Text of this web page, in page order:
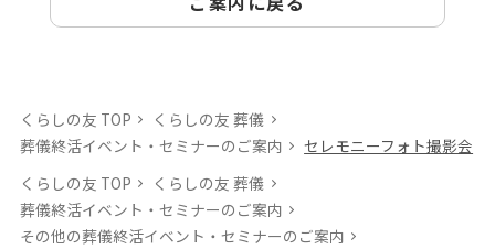
くらしの友 TOP
くらしの友 葬儀
葬儀終活イベント・セミナーのご案内
セレモニーフォト撮影会
くらしの友 TOP
くらしの友 葬儀
葬儀終活イベント・セミナーのご案内
その他の葬儀終活イベント・セミナーのご案内